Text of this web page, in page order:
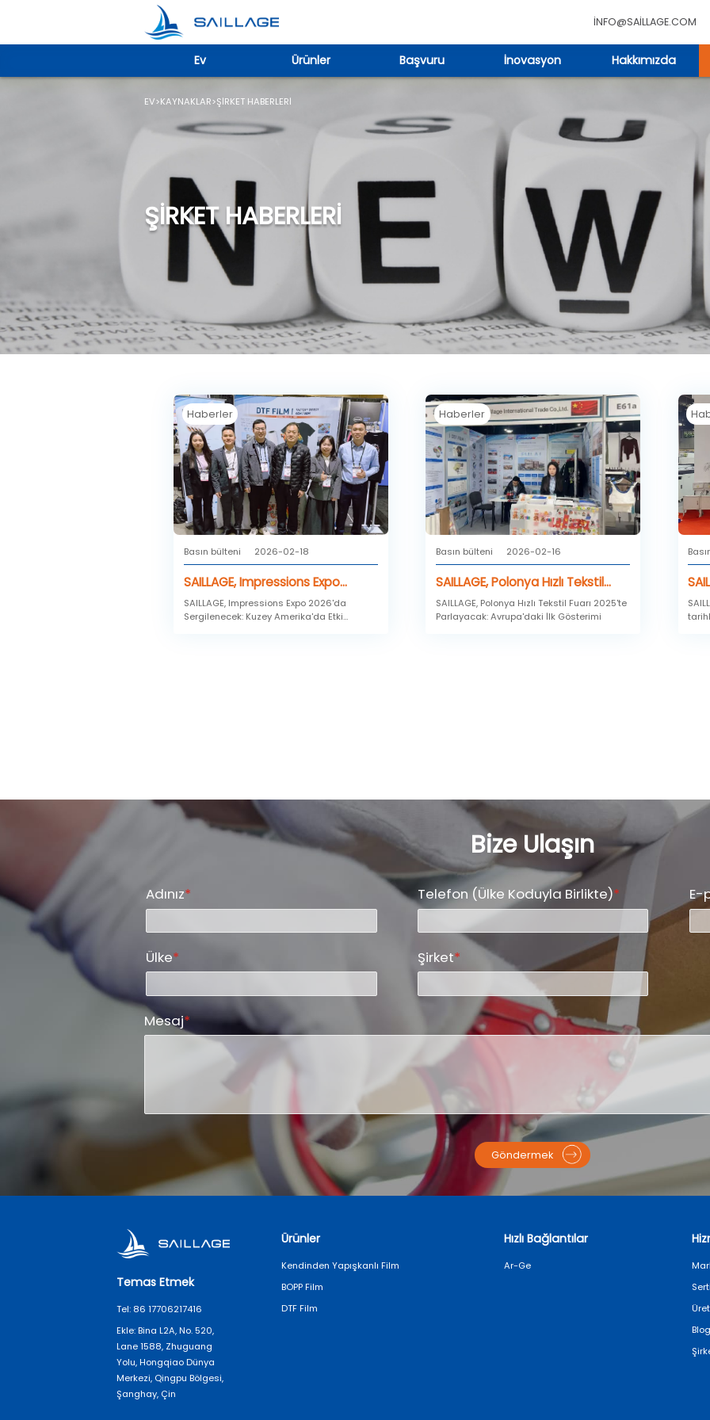
INFO@SAILLAGE.COM
Ev Ürünler Başvuru İnovasyon Hakkımızda
ŞIRKET HABERLERI
EV>KAYNAKLAR>ŞIRKET HABERLERI
Haberler
Basın bülteni 2026-02-18
SAILLAGE, Impressions Expo
2026'da Sergilenecek: Kuzey
Amerika'da Etki Yaratmak
SAILLAGE, Impressions Expo 2026'da
Sergilenecek: Kuzey Amerika'da Etki
Haberler
Basın bülteni 2026-02-16
SAILLAGE, Polonya Hızlı Tekstil
Fuarı 2025'te Parlayacak:
Avrupa'daki İlk Gösterimi
SAILLAGE, Polonya Hızlı Tekstil Fuarı 2025'te
Parlayacak: Avrupa'daki İlk Gösterimi
Bize Ulaşın
Adınız* Telefon (Ülke Koduyla Birlikte)* E-
Ülke* Şirket*
Mesaj*
Göndermek
Temas Etmek
Tel: 86 17706217416
Ekle: Bina L2A, No. 520,
Lane 1588, Zhuguang
Yolu, Hongqiao Dünya
Merkezi, Qingpu Bölgesi,
Şanghay, Çin
Ürünler
Kendinden Yapışkanlı Film
BOPP Film
DTF Film
Hızlı Bağlantılar
Ar-Ge